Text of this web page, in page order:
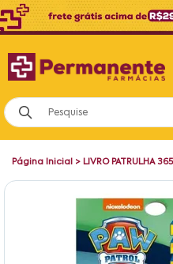
Página Inicial > LIVRO PATRULHA